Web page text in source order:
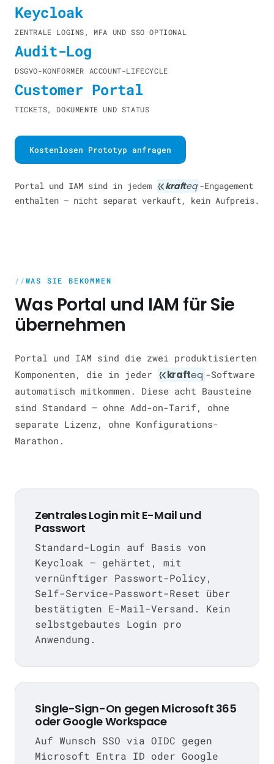
Keycloak
ZENTRALE LOGINS, MFA UND SSO OPTIONAL
Audit-Log
DSGVO-KONFORMER ACCOUNT-LIFECYCLE
Customer Portal
TICKETS, DOKUMENTE UND STATUS
Kostenlosen Prototyp anfragen
Portal und IAM sind in jedem krafteq -Engagement
enthalten — nicht separat verkauft, kein Aufpreis.
WAS SIE BEKOMMEN
Was Portal und IAM für Sie
übernehmen
Portal und IAM sind die zwei produktisierten
Komponenten, die in jeder
krafteq -Software
automatisch mitkommen. Diese acht Bausteine
sind Standard — ohne Add-on-Tarif, ohne
separate Lizenz, ohne Konfigurations-
Marathon.
Zentrales Login mit E-Mail und
Passwort
Standard-Login auf Basis von
Keycloak — gehärtet, mit
vernünftiger Passwort-Policy,
Self-Service-Passwort-Reset über
bestätigten E-Mail-Versand. Kein
selbstgebautes Login pro
Anwendung.
Single-Sign-On gegen Microsoft 365
oder Google Workspace
Auf Wunsch SSO via OIDC gegen
Microsoft Entra ID oder Google